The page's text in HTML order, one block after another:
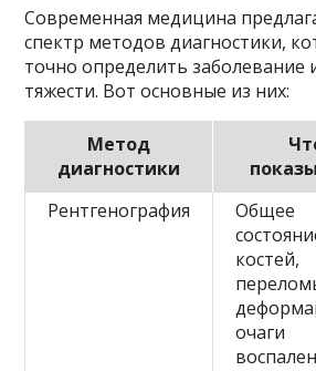
Современная медицина
спектр методов диагностики,
точно определить заболевание
тяжести. Вот основные из них:
Метод
диагностики
Рентгенография
Общее
костей,
очаги